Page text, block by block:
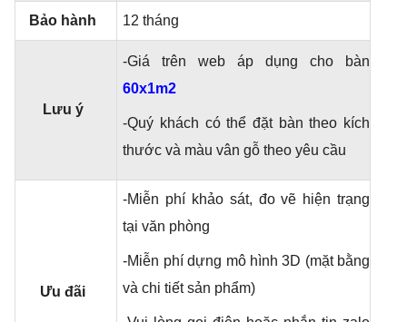
Bảo hành 12 tháng
Lưu ý
-Giá trên web áp dụng cho bàn
60x1m2
-Quý khách có thể đặt bàn theo kích
thước và màu vân gỗ theo yêu cầu
Ưu đãi
-Miễn phí khảo sát, đo vẽ hiện trạng
tại văn phòng
-Miễn phí dựng mô hình 3D (mặt bằng
và chi tiết sản phẩm)